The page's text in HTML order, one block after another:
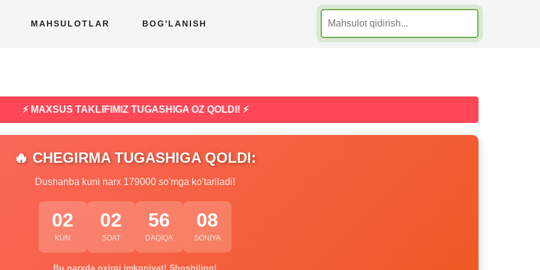
MAHSULOTLAR BOG'LANISH
⚡ MAXSUS TAKLIFIMIZ TUGASHIGA OZ QOLDI! ⚡
🔥 CHEGIRMA TUGASHIGA QOLDI:
Dushanba kuni narx 179000 so'mga ko'tariladi!
02
KUN
02
SOAT
56
DAQIQA
07
SONIYA
Bu narxda oxirgi imkoniyat! Shoshiling!